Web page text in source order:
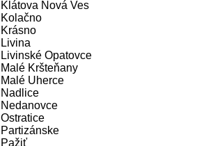
Klátova Nová Ves
Kolačno
Krásno
Livina
Livinské Opatovce
Malé Kršteňany
Malé Uherce
Nadlice
Nedanovce
Ostratice
Partizánske
Pažiť